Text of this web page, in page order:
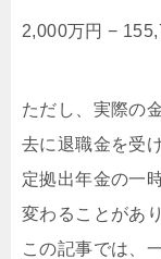
2,000万円 −
ただし、実際の
去に退職金を受
定拠出年金の一
変わることがあ
この記事では、